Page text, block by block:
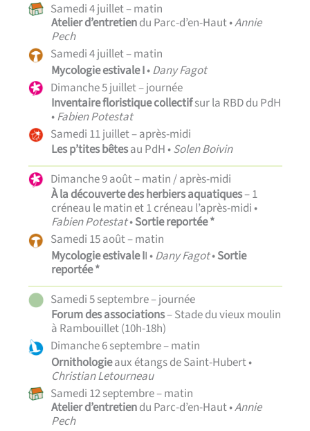
Samedi 4 juillet – matin
Atelier d’entretiendu Parc-d’en-Haut •Annie
Pech
Samedi 4 juillet – matin
Mycologieestivale I•Dany Fagot
Dimanche 5 juillet – journée
Inventaire floristique collectifsur la RBD du PdH
•Fabien Potestat
Samedi 11 juillet – après-midi
Les p’tites bêtesau PdH •Solen Boivin
Dimanche 9 août – matin / après-midi
À la découverte des herbiers aquatiques– 1
créneau le matin et 1 créneau l’après-midi •
Fabien Potestat•Sortie reportée *
Samedi 15 août – matin
Mycologieestivale II •Dany Fagot•Sortie
reportée *
Samedi 5 septembre – journée
Forum des associations– Stade du vieux moulin
à Rambouillet (10h-18h)
Dimanche 6 septembre – matin
Ornithologieaux étangs de Saint-Hubert •
Christian Letourneau
Samedi 12 septembre – matin
Atelier d’entretiendu Parc-d’en-Haut •Annie
Pech